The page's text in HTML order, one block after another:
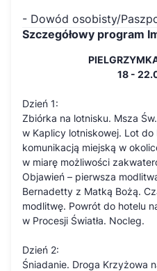
- Dowód osobisty/
Szczegółowy program
18 -
Dzień 1:
Zbiórka na lotnisku. Msza
w Kaplicy lotniskowej. Lot
komunikacją miejską w
w miarę możliwości
Objawień – pierwsza
Bernadetty z Matką Bożą.
modlitwę. Powrót do hotelu
w Procesji Światła. Nocleg.
Dzień 2:
Śniadanie. Droga Krzyżowa